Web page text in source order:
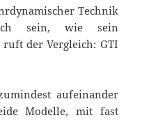
Technik
sein, wie sein
der Vergleich: GTI
aufeinander
Modelle, mit fast